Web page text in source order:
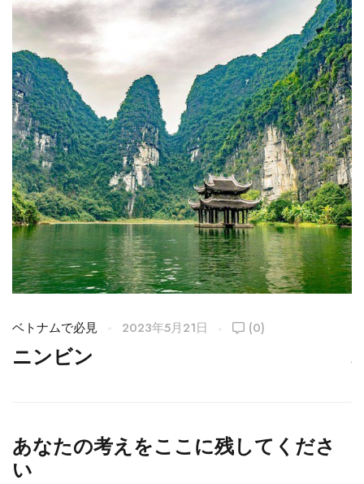
ベトナムで必見 2023年5月21日 (0)
ニンビン
あなたの考えをここに残してくださ
い